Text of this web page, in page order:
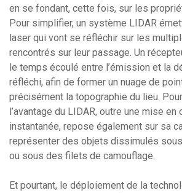
en se fondant, cette fois, sur les
Pour simplifier, un système LIDAR
laser qui vont se réfléchir sur les
rencontrés sur leur passage. Un
le temps écoulé entre l’émission et la
réfléchi, afin de former un nuage de
précisément la topographie du lieu.
l’avantage du LIDAR, outre une mise en
instantanée, repose également sur sa
représenter des objets dissimulés
ou sous des filets de camouflage.
Et pourtant, le déploiement de la